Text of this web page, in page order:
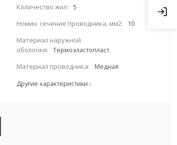
Количество жил: 5
Номин. сечение проводника, мм2: 10
Материал наружной
оболочки:
Термоэластопласт
Материал проводника: Медная
Другие характеристики